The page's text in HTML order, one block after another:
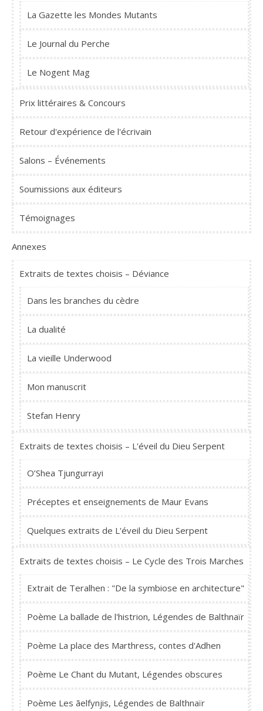
La Gazette les Mondes Mutants
Le Journal du Perche
Le Nogent Mag
Prix littéraires & Concours
Retour d'expérience de l'écrivain
Salons – Événements
Soumissions aux éditeurs
Témoignages
Annexes
Extraits de textes choisis – Déviance
Dans les branches du cèdre
La dualité
La vieille Underwood
Mon manuscrit
Stefan Henry
Extraits de textes choisis – L'éveil du Dieu Serpent
O’Shea Tjungurrayi
Préceptes et enseignements de Maur Evans
Quelques extraits de L'éveil du Dieu Serpent
Extraits de textes choisis – Le Cycle des Trois Marches
Extrait de Teralhen : "De la symbiose en architecture"
Poème La ballade de l'histrion, Légendes de Balthnaïr
Poème La place des Marthress, contes d'Adhen
Poème Le Chant du Mutant, Légendes obscures
Poème Les ãelfynjis, Légendes de Balthnaïr